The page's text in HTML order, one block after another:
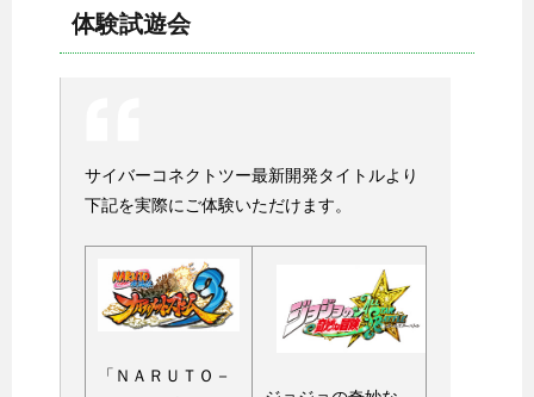
体験試遊会
サイバーコネクトツー最新開発タイトルより
下記を実際にご体験いただけます。
「ＮＡＲＵＴＯ－